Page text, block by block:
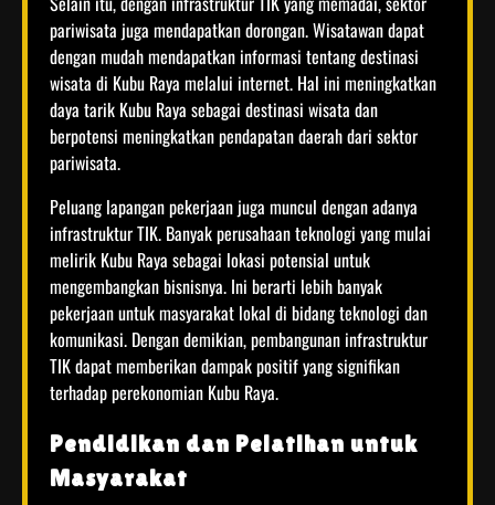
pariwisata juga mendapatkan dorongan. Wisatawan dapat
dengan mudah mendapatkan informasi tentang destinasi
wisata di Kubu Raya melalui internet. Hal ini meningkatkan
daya tarik Kubu Raya sebagai destinasi wisata dan
berpotensi meningkatkan pendapatan daerah dari sektor
pariwisata.
Peluang lapangan pekerjaan juga muncul dengan adanya
infrastruktur TIK. Banyak perusahaan teknologi yang mulai
melirik Kubu Raya sebagai lokasi potensial untuk
mengembangkan bisnisnya. Ini berarti lebih banyak
pekerjaan untuk masyarakat lokal di bidang teknologi dan
komunikasi. Dengan demikian, pembangunan infrastruktur
TIK dapat memberikan dampak positif yang signifikan
terhadap perekonomian Kubu Raya.
Pendidikan dan Pelatihan untuk
Masyarakat